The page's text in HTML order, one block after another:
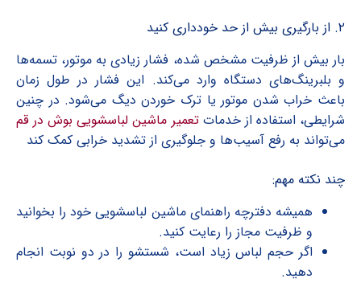
۲. از بارگیری بیش از حد خودداری کنید
بار بیش از ظرفیت مشخص شده، فشار زیادی به موتور، تسمه‌ها
و بلبرینگ‌های دستگاه وارد می‌کند. این فشار در طول زمان
باعث خراب شدن موتور یا ترک خوردن دیگ می‌شود. در چنین
شرایطی، استفاده از خدماتتعمیر ماشین لباسشویی بوش در قم
می‌تواند به رفع آسیب‌ها و جلوگیری از تشدید خرابی کمک کند
چند نکته مهم:
همیشه دفترچه راهنمای ماشین لباسشویی خود را بخوانید
و ظرفیت مجاز را رعایت کنید.
اگر حجم لباس زیاد است، شستشو را در دو نوبت انجام
دهید.